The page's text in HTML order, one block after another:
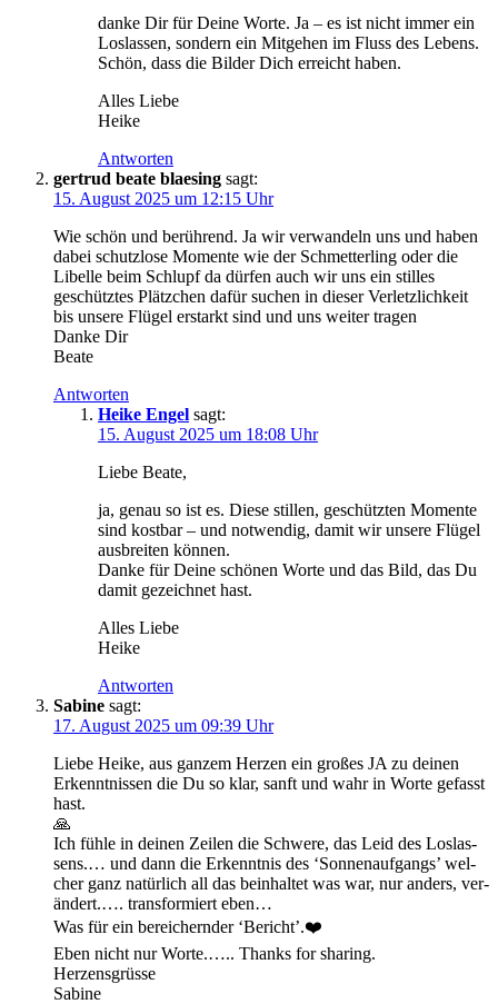
dan­ke Dir für Dei­ne Wor­te. Ja – es ist nicht immer ein
Los­las­sen, son­dern ein Mit­ge­hen im Fluss des Lebens.
Schön, dass die Bil­der Dich erreicht haben.
Alles Lie­be
Heike
Antworten
gertrud beate blaesing sagt:
15. August 2025 um 12:15 Uhr
Wie schön und berüh­rend. Ja wir ver­wan­deln uns und haben
dabei schutz­lo­se Momen­te wie der Schmet­ter­ling oder die
Libel­le beim Schlupf da dür­fen auch wir uns ein stil­les
geschütz­tes Plätz­chen dafür suchen in die­ser Ver­letz­lich­keit
bis unse­re Flü­gel erstarkt sind und uns wei­ter tragen
Dan­ke Dir
Beate
Antworten
Heike Engel sagt:
15. August 2025 um 18:08 Uhr
Lie­be Beate,
ja, genau so ist es. Die­se stil­len, geschütz­ten Momen­te
sind kost­bar – und not­wen­dig, damit wir unse­re Flü­gel
aus­brei­ten können.
Dan­ke für Dei­ne schö­nen Wor­te und das Bild, das Du
damit gezeich­net hast.
Alles Lie­be
Heike
Antworten
Sabine sagt:
17. August 2025 um 09:39 Uhr
Lie­be Hei­ke, aus gan­zem Her­zen ein gro­ßes JA zu dei­nen
Erkennt­nis­sen die Du so klar, sanft und wahr in Wor­te gefasst
hast.
🙏
Ich füh­le in dei­nen Zei­len die Schwe­re, das Leid des Los­las­
sens.… und dann die Erkennt­nis des ‘Son­nen­auf­gangs’ wel­
cher ganz natür­lich all das beinhal­tet was war, nur anders, ver­
än­dert.…. trans­for­miert eben…
Was für ein berei­chern­der ‘Bericht’.❤️
Eben nicht nur Wor­te.….. Thanks for sharing.
Herzensgrüsse
Sabine